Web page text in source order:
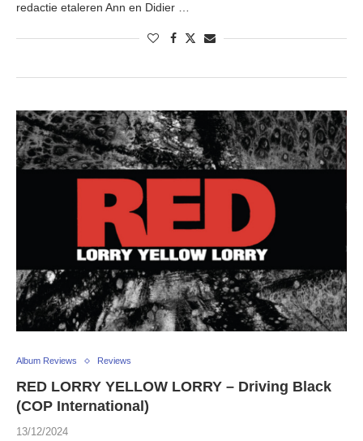
redactie etaleren Ann en Didier …
Album Reviews Reviews
RED LORRY YELLOW LORRY – Driving Black
(COP International)
13/12/2024